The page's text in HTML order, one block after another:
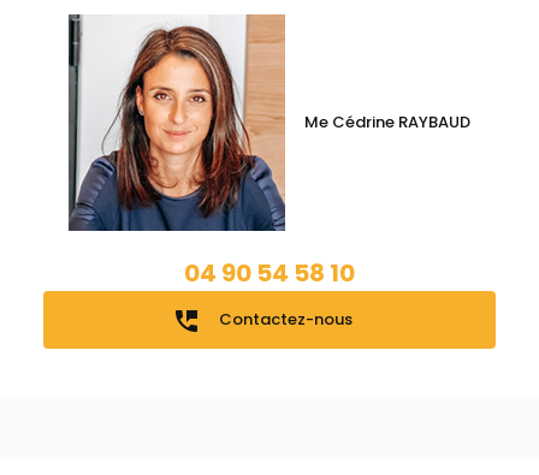
Me Cédrine RAYBAUD
04 90 54 58 10
perm_phone_msg Contactez-nous